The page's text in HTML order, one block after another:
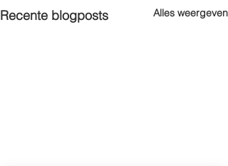
Recente blogposts Alles weergeven